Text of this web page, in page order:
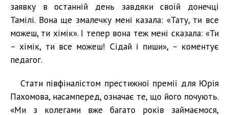
заявку в останній день завдяки своїй донечці
Тамілі. Вона ще змалечку мені казала: «Тату, ти все
можеш, ти хімік». І тепер вона теж мені сказала: «Ти
– хімік, ти все можеш! Сідай і пиши», – коментує
педагог.
Стати півфіналістом престижної премії для Юрія
Пахомова, насамперед, означає те, що його почують.
«Ми з колегами вже багато років займаємося,